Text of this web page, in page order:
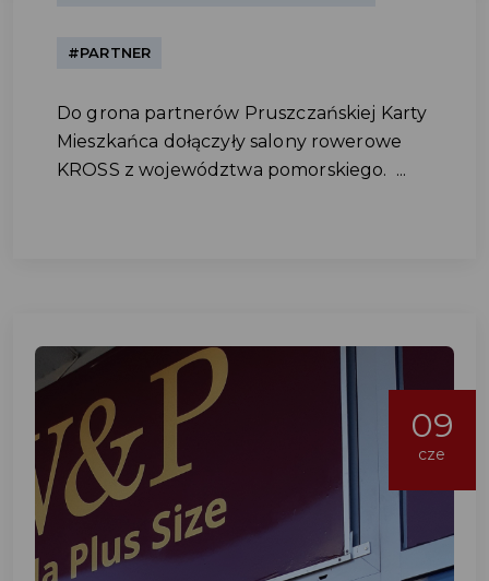
#PARTNER
Do grona partnerów Pruszczańskiej Karty
Mieszkańca dołączyły salony rowerowe
KROSS z województwa pomorskiego. ...
09
cze